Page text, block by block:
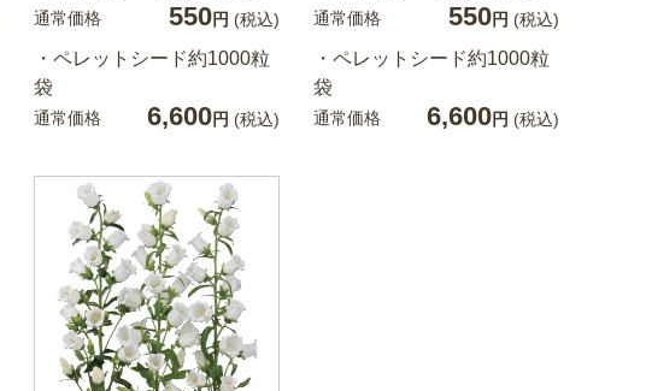
通常価格 550円 (税込)
・ペレットシード約1000粒
袋
通常価格 6,600円 (税込)
通常価格 550円 (税込)
・ペレットシード約1000粒
袋
通常価格 6,600円 (税込)